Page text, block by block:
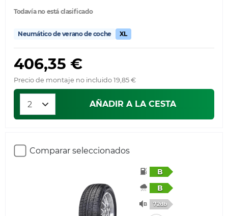
Todavía no está clasificado
Neumático de verano de coche XL
406,35 €
Precio de montaje no incluido 19,85 €
AÑADIR A LA CESTA
Comparar seleccionados
B
B
72db